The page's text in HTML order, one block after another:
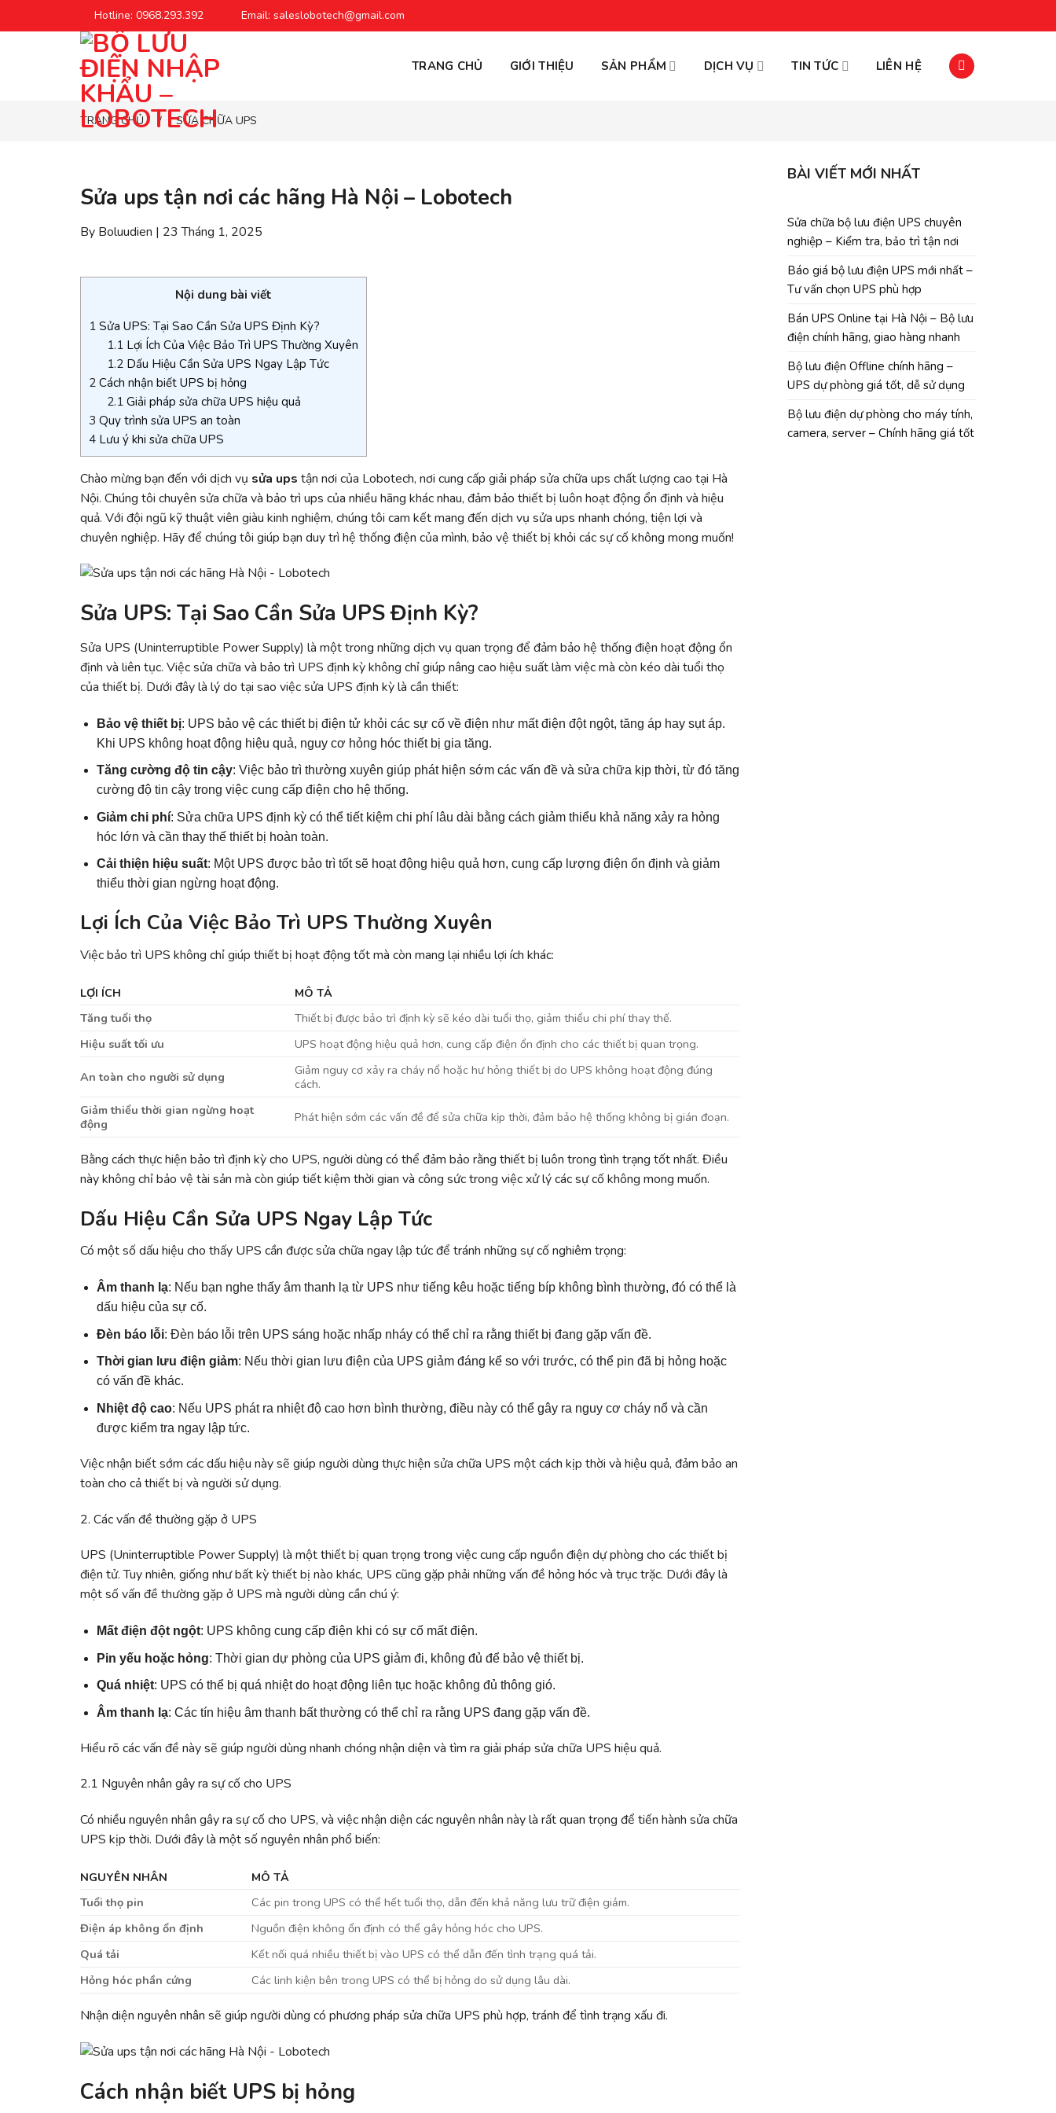
đến
Hotline: 0968.293.392 Email: saleslobotech@gmail.com
TRANG CHỦ GIỚI THIỆU SẢN PHẨM DỊCH VỤ TIN TỨC LIÊN HỆ
TRANG CHỦ / SỬA CHỮA UPS
Sửa ups tận nơi các hãng Hà Nội – Lobotech
By Boluudien | 23 Tháng 1, 2025
Nội dung bài viết
1 Sửa UPS: Tại Sao Cần Sửa UPS Định Kỳ?
1.1Lợi Ích Của Việc Bảo Trì UPS Thường Xuyên
1.2Dấu Hiệu Cần Sửa UPS Ngay Lập Tức
2 Cách nhận biết UPS bị hỏng
2.1Giải pháp sửa chữa UPS hiệu quả
3 Quy trình sửa UPS an toàn
4 Lưu ý khi sửa chữa UPS
Chào mừng bạn đến với dịch vụ sửa ups tận nơi của Lobotech, nơi cung cấp giải pháp sửa chữa ups chất lượng cao tại Hà
Nội. Chúng tôi chuyên sửa chữa và bảo trì ups của nhiều hãng khác nhau, đảm bảo thiết bị luôn hoạt động ổn định và hiệu
quả. Với đội ngũ kỹ thuật viên giàu kinh nghiệm, chúng tôi cam kết mang đến dịch vụ sửa ups nhanh chóng, tiện lợi và
chuyên nghiệp. Hãy để chúng tôi giúp bạn duy trì hệ thống điện của mình, bảo vệ thiết bị khỏi các sự cố không mong muốn!
Sửa UPS: Tại Sao Cần Sửa UPS Định Kỳ?
Sửa UPS (Uninterruptible Power Supply) là một trong những dịch vụ quan trọng để đảm bảo hệ thống điện hoạt động ổn
định và liên tục. Việc sửa chữa và bảo trì UPS định kỳ không chỉ giúp nâng cao hiệu suất làm việc mà còn kéo dài tuổi thọ
của thiết bị. Dưới đây là lý do tại sao việc sửa UPS định kỳ là cần thiết:
Bảo vệ thiết bị: UPS bảo vệ các thiết bị điện tử khỏi các sự cố về điện như mất điện đột ngột, tăng áp hay sụt áp.
Khi UPS không hoạt động hiệu quả, nguy cơ hỏng hóc thiết bị gia tăng.
Tăng cường độ tin cậy: Việc bảo trì thường xuyên giúp phát hiện sớm các vấn đề và sửa chữa kịp thời, từ đó tăng
cường độ tin cậy trong việc cung cấp điện cho hệ thống.
Giảm chi phí: Sửa chữa UPS định kỳ có thể tiết kiệm chi phí lâu dài bằng cách giảm thiểu khả năng xảy ra hỏng
hóc lớn và cần thay thế thiết bị hoàn toàn.
Cải thiện hiệu suất: Một UPS được bảo trì tốt sẽ hoạt động hiệu quả hơn, cung cấp lượng điện ổn định và giảm
thiểu thời gian ngừng hoạt động.
Lợi Ích Của Việc Bảo Trì UPS Thường Xuyên
Việc bảo trì UPS không chỉ giúp thiết bị hoạt động tốt mà còn mang lại nhiều lợi ích khác:
LỢI ÍCH
MÔ TẢ
Tăng tuổi thọ
Thiết bị được bảo trì định kỳ sẽ kéo dài tuổi thọ, giảm thiểu chi phí thay thế.
Hiệu suất tối ưu
UPS hoạt động hiệu quả hơn, cung cấp điện ổn định cho các thiết bị quan trọng.
An toàn cho người sử dụng
Giảm nguy cơ xảy ra cháy nổ hoặc hư hỏng thiết bị do UPS không hoạt động đúng
cách.
Giảm thiểu thời gian ngừng hoạt
động
Phát hiện sớm các vấn đề để sửa chữa kịp thời, đảm bảo hệ thống không bị gián đoạn.
Bằng cách thực hiện bảo trì định kỳ cho UPS, người dùng có thể đảm bảo rằng thiết bị luôn trong tình trạng tốt nhất. Điều
này không chỉ bảo vệ tài sản mà còn giúp tiết kiệm thời gian và công sức trong việc xử lý các sự cố không mong muốn.
Dấu Hiệu Cần Sửa UPS Ngay Lập Tức
Có một số dấu hiệu cho thấy UPS cần được sửa chữa ngay lập tức để tránh những sự cố nghiêm trọng:
Âm thanh lạ: Nếu bạn nghe thấy âm thanh lạ từ UPS như tiếng kêu hoặc tiếng bíp không bình thường, đó có thể là
dấu hiệu của sự cố.
Đèn báo lỗi: Đèn báo lỗi trên UPS sáng hoặc nhấp nháy có thể chỉ ra rằng thiết bị đang gặp vấn đề.
Thời gian lưu điện giảm: Nếu thời gian lưu điện của UPS giảm đáng kể so với trước, có thể pin đã bị hỏng hoặc
có vấn đề khác.
Nhiệt độ cao: Nếu UPS phát ra nhiệt độ cao hơn bình thường, điều này có thể gây ra nguy cơ cháy nổ và cần
được kiểm tra ngay lập tức.
Việc nhận biết sớm các dấu hiệu này sẽ giúp người dùng thực hiện sửa chữa UPS một cách kịp thời và hiệu quả, đảm bảo an
toàn cho cả thiết bị và người sử dụng.
2. Các vấn đề thường gặp ở UPS
UPS (Uninterruptible Power Supply) là một thiết bị quan trọng trong việc cung cấp nguồn điện dự phòng cho các thiết bị
điện tử. Tuy nhiên, giống như bất kỳ thiết bị nào khác, UPS cũng gặp phải những vấn đề hỏng hóc và trục trặc. Dưới đây là
một số vấn đề thường gặp ở UPS mà người dùng cần chú ý:
Mất điện đột ngột: UPS không cung cấp điện khi có sự cố mất điện.
Pin yếu hoặc hỏng: Thời gian dự phòng của UPS giảm đi, không đủ để bảo vệ thiết bị.
Quá nhiệt: UPS có thể bị quá nhiệt do hoạt động liên tục hoặc không đủ thông gió.
Âm thanh lạ: Các tín hiệu âm thanh bất thường có thể chỉ ra rằng UPS đang gặp vấn đề.
Hiểu rõ các vấn đề này sẽ giúp người dùng nhanh chóng nhận diện và tìm ra giải pháp sửa chữa UPS hiệu quả.
2.1 Nguyên nhân gây ra sự cố cho UPS
Có nhiều nguyên nhân gây ra sự cố cho UPS, và việc nhận diện các nguyên nhân này là rất quan trọng để tiến hành sửa chữa
UPS kịp thời. Dưới đây là một số nguyên nhân phổ biến:
NGUYÊN NHÂN
MÔ TẢ
Tuổi thọ pin
Các pin trong UPS có thể hết tuổi thọ, dẫn đến khả năng lưu trữ điện giảm.
Điện áp không ổn định
Nguồn điện không ổn định có thể gây hỏng hóc cho UPS.
Quá tải
Kết nối quá nhiều thiết bị vào UPS có thể dẫn đến tình trạng quá tải.
Hỏng hóc phần cứng
Các linh kiện bên trong UPS có thể bị hỏng do sử dụng lâu dài.
Nhận diện nguyên nhân sẽ giúp người dùng có phương pháp sửa chữa UPS phù hợp, tránh để tình trạng xấu đi.
Cách nhận biết UPS bị hỏng
BÀI VIẾT MỚI NHẤT
Sửa chữa bộ lưu điện UPS chuyên
nghiệp – Kiểm tra, bảo trì tận nơi
Báo giá bộ lưu điện UPS mới nhất –
Tư vấn chọn UPS phù hợp
Bán UPS Online tại Hà Nội – Bộ lưu
điện chính hãng, giao hàng nhanh
Bộ lưu điện Offline chính hãng –
UPS dự phòng giá tốt, dễ sử dụng
Bộ lưu điện dự phòng cho máy tính,
camera, server – Chính hãng giá tốt